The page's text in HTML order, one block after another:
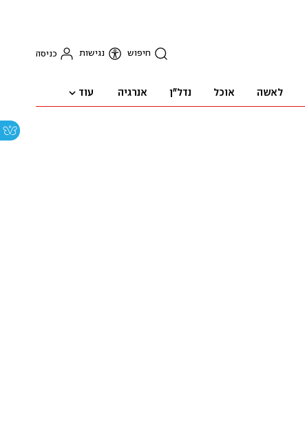
חיפוש נגישות כניסה
לאשה אוכל נדל"ן אנרגיה עוד